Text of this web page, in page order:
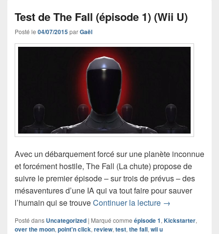
Test de The Fall (épisode 1) (Wii U)
Posté le 04/07/2015parGaël
Avec un débarquement forcé sur une planète inconnue
et forcément hostile, The Fall (La chute) propose de
suivre le premier épisode ­– sur trois de prévus – des
mésaventures d’une IA qui va tout faire pour sauver
l’humain qui se trouveContinuer la lecture Test de The
→
Posté dans Uncategorized | Marqué comme épisode 1, Kickstarter,
over the moon, point'n click, review, test, the fall, wii u